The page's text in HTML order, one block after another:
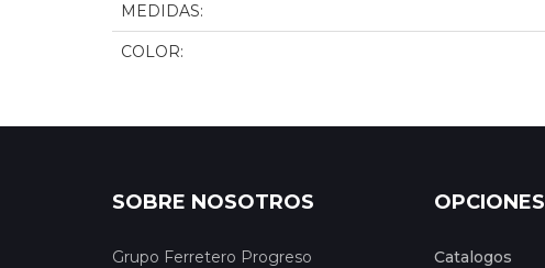
MEDIDAS:
COLOR:
SOBRE NOSOTROS
Grupo Ferretero Progreso
OPCIONES
Catalogos